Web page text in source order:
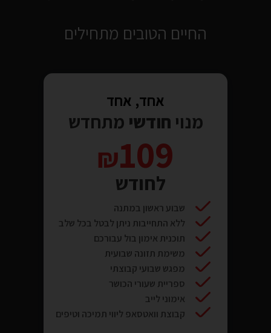
החיים הטובים מתחילים
אחד, אחד
מנוי חודשי מתחדש
109
לחודש
שבוע ראשון במתנה
ללא התחייבות ניתן לבטל בכל שלב
תוכנית אימון בול עבורכם
משימת תזונה שבועית
מפגש שבועי קבוצתי
ספריית שעורי הכושר
אימוני לייב
קבוצת וואטסאפ ליווי תמיכה וטיפים